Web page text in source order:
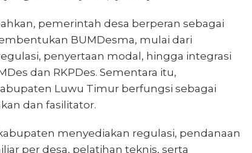
pemerintah desa berperan sebagai
BUMDesma, mulai dari
penyertaan modal, hingga integrasi
dan RKPDes. Sementara itu,
Luwu Timur berfungsi sebagai
dan fasilitator.
menyediakan regulasi, pendanaan
per desa, pelatihan teknis, serta